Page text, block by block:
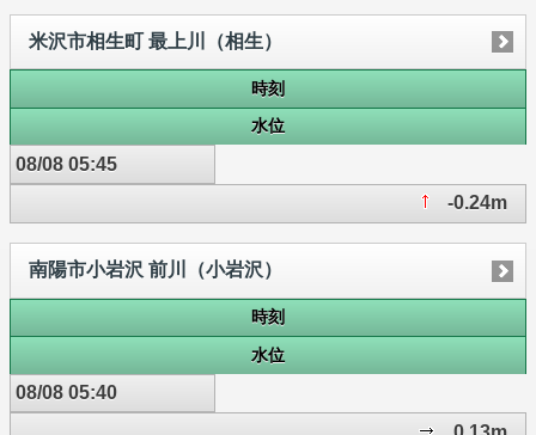
米沢市相生町 最上川（相生）
時刻
水位
08/08 05:45
-0.24m
南陽市小岩沢 前川（小岩沢）
時刻
水位
08/08 05:40